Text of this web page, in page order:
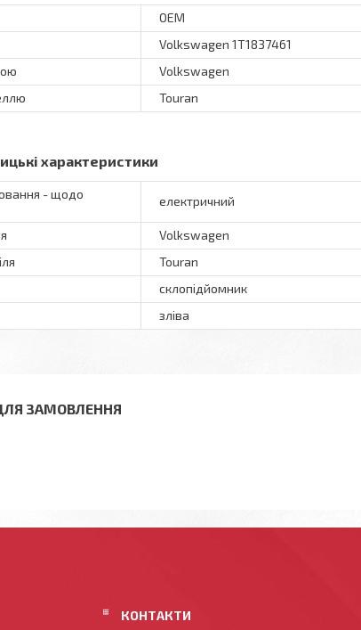
OEM
Volkswagen 1T1837461
Volkswagen
Touran
характеристики
- щодо
електричний
Volkswagen
Touran
склопідйомник
зліва
ЗАМОВЛЕННЯ